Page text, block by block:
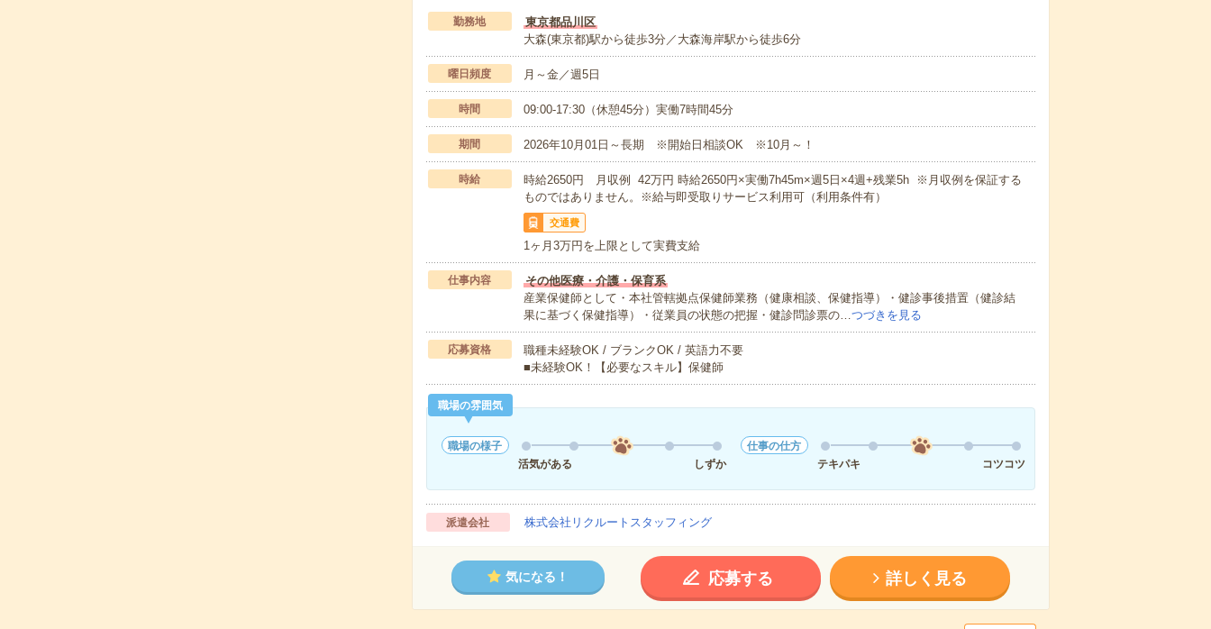
勤務地
東京都品川区
大森(東京都)駅から徒歩3分／大森海岸駅から徒歩6分
曜日頻度 月～金／週5日
時間 09:00-17:30（休憩45分）実働7時間45分
期間 2026年10月01日～長期 ※開始日相談OK ※10月～！
時給
時給2650円 月収例 42万円 時給2650円×実働7h45m×週5日×4週+残業5h ※月収例を保証する
ものではありません。※給与即受取りサービス利用可（利用条件有）
交通費
1ヶ月3万円を上限として実費支給
仕事内容
その他医療・介護・保育系
産業保健師として・本社管轄拠点保健師業務（健康相談、保健指導）・健診事後措置（健診結
果に基づく保健指導）・従業員の状態の把握・健診問診票の…つづきを見る
応募資格
職種未経験OK / ブランクOK / 英語力不要
■未経験OK！【必要なスキル】保健師
職場の雰囲気
職場の様子
活気がある
しずか
仕事の仕方
テキパキ
コツコツ
派遣会社 株式会社リクルートスタッフィング
気になる！ 応募する 詳しく見る